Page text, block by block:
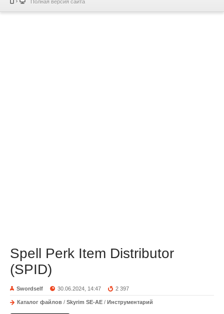
Полная версия сайта
Spell Perk Item Distributor
(SPID)
Swordself 30.06.2024, 14:47 2 397
Каталог файлов / Skyrim SE-AE / Инструментарий